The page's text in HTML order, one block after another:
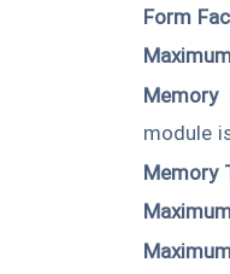
Form
Memory
module
Memory